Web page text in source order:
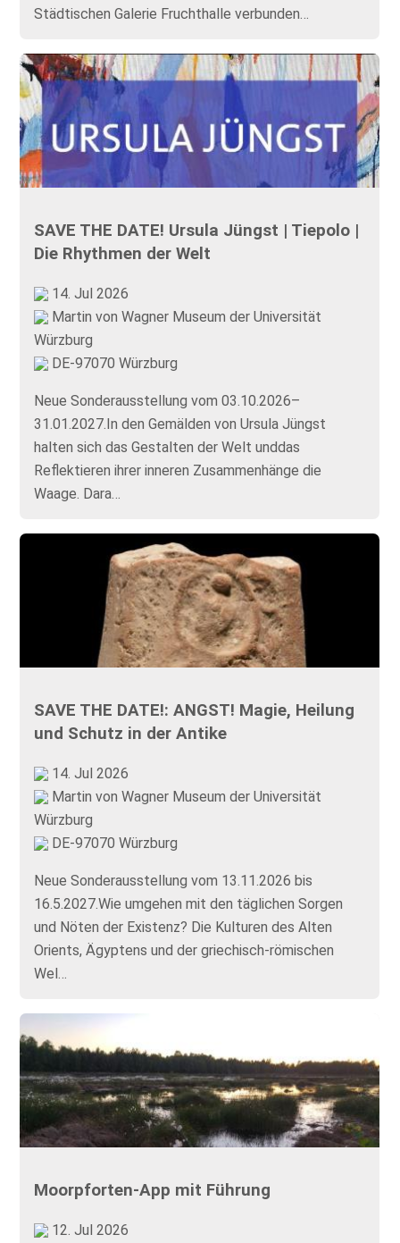
Städtischen Galerie Fruchthalle verbunden…
SAVE THE DATE! Ursula Jüngst | Tiepolo |
Die Rhythmen der Welt
14. Jul 2026
Martin von Wagner Museum der Universität
Würzburg
DE-97070 Würzburg
Neue Sonderausstellung vom 03.10.2026–
31.01.2027.In den Gemälden von Ursula Jüngst
halten sich das Gestalten der Welt unddas
Reflektieren ihrer inneren Zusammenhänge die
Waage. Dara…
SAVE THE DATE!: ANGST! Magie, Heilung
und Schutz in der Antike
14. Jul 2026
Martin von Wagner Museum der Universität
Würzburg
DE-97070 Würzburg
Neue Sonderausstellung vom 13.11.2026 bis
16.5.2027.Wie umgehen mit den täglichen Sorgen
und Nöten der Existenz? Die Kulturen des Alten
Orients, Ägyptens und der griechisch-römischen
Wel…
Moorpforten-App mit Führung
12. Jul 2026